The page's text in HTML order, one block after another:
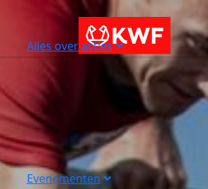
Alles over acties
Evenementen